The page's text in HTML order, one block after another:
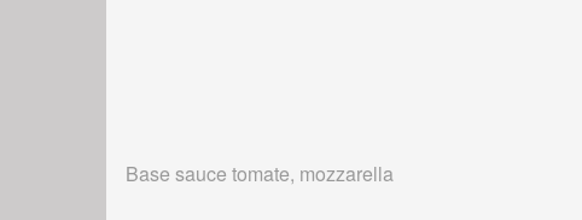
Base sauce tomate, mozzarella